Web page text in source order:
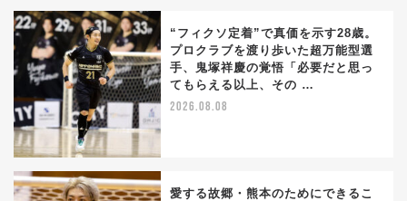
“フィクソ定着”で真価を示す28歳。
プロクラブを渡り歩いた超万能型選
手、鬼塚祥慶の覚悟「必要だと思っ
てもらえる以上、その …
2026.08.08
愛する故郷・熊本のためにできるこ